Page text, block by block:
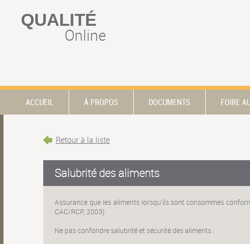
QUALITÉ
Online
ACCUEIL Á PROPOS DOCUMENTS FOIRE
Retour à la liste
Salubrité des aliments
Assurance que les aliments lorsqu’ils sont consommés
CAC/RCP, 2003)
Ne pas confondre salubrité et sécurité des aliments :